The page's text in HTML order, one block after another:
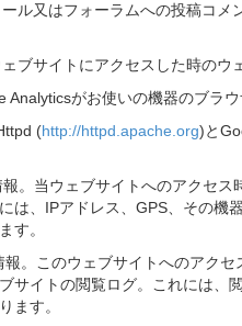
ル又はフォーラムへの投稿コメ
ブサイトにアクセスした時のウ
Analyticsがお使いの機器のブラ
(http://httpd.apache.org)と
。当ウェブサイトへのアクセ
は、IPアドレス、GPS、その機
す。
報。このウェブサイトへのアク
サイトの閲覧ログ。これには、
ます。